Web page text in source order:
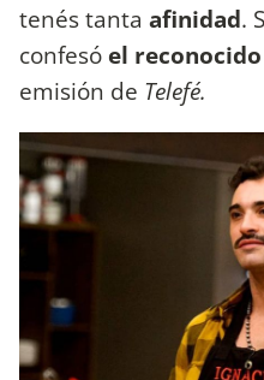
tenés tanta afinidad.
confesó el
emisión de Telefé.